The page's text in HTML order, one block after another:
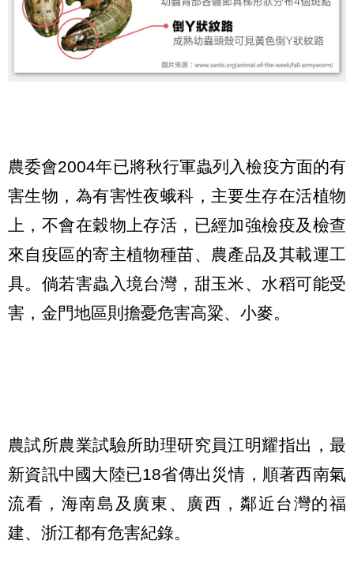
農委會2004年已將秋行軍蟲列入檢疫方面的有
害生物，為有害性夜蛾科，主要生存在活植物
上，不會在穀物上存活，已經加強檢疫及檢查
來自疫區的寄主植物種苗、農產品及其載運工
具。倘若害蟲入境台灣，甜玉米、水稻可能受
害，金門地區則擔憂危害高粱、小麥。
農試所農業試驗所助理研究員江明耀指出，最
新資訊中國大陸已18省傳出災情，順著西南氣
流看，海南島及廣東、廣西，鄰近台灣的福
建、浙江都有危害紀錄。